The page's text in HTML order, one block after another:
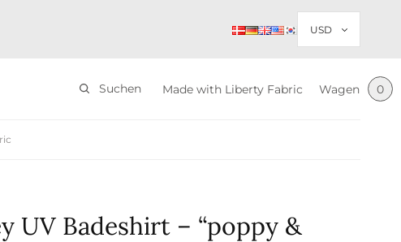
Suchen Made with Liberty Fabric Wagen 0
UV Badeshirt – “poppy &